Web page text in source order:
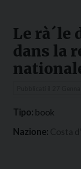
Le rà´le
dans la
Tipo: book
Nazione: